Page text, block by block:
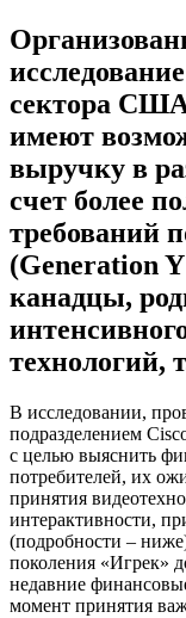
сектора США
имеют
выручку в
счет более
требований
(Generation
канадцы,
технологий,
В исследовании,
подразделением
с целью выяснить
потребителей, их
принятия
интерактивности,
(подробности –
поколения «Игрек»
недавние
момент принятия